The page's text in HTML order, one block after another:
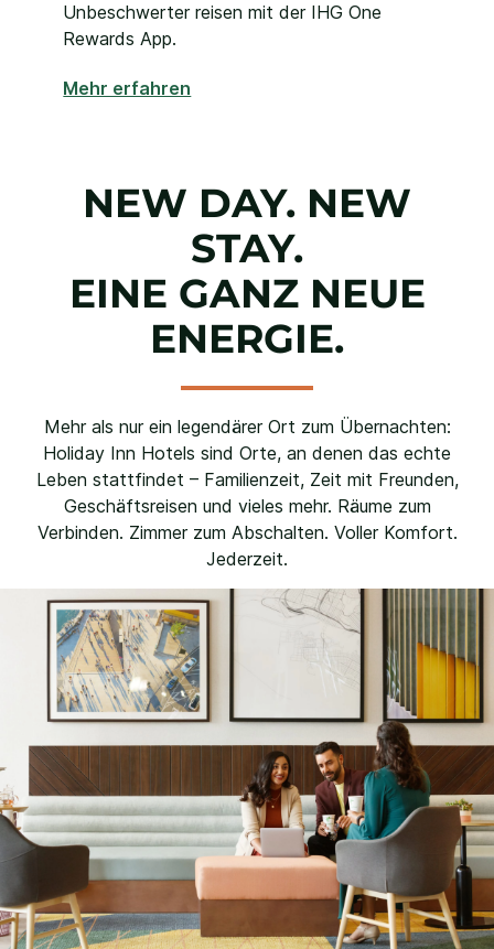
Unbeschwerter reisen mit der IHG One
Rewards App.
Mehr erfahren
NEW DAY. NEW
STAY.
EINE GANZ NEUE
ENERGIE.
Mehr als nur ein legendärer Ort zum Übernachten:
Holiday Inn Hotels sind Orte, an denen das echte
Leben stattfindet – Familienzeit, Zeit mit Freunden,
Geschäftsreisen und vieles mehr. Räume zum
Verbinden. Zimmer zum Abschalten. Voller Komfort.
Jederzeit.